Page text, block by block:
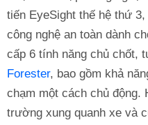
tiến EyeSight thế hệ thứ
công nghệ an toàn dành
cấp 6 tính năng chủ chốt,
Forester, bao gồm khả
chạm một cách chủ động.
trường xung quanh xe và